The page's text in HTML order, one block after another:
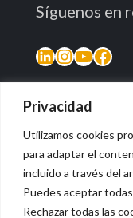
Privacidad
Utilizamos cookies
para adaptar el
incluido a través del
Puedes aceptar
Rechazar todas las
Síguenos en
LinkedIn
Instagram